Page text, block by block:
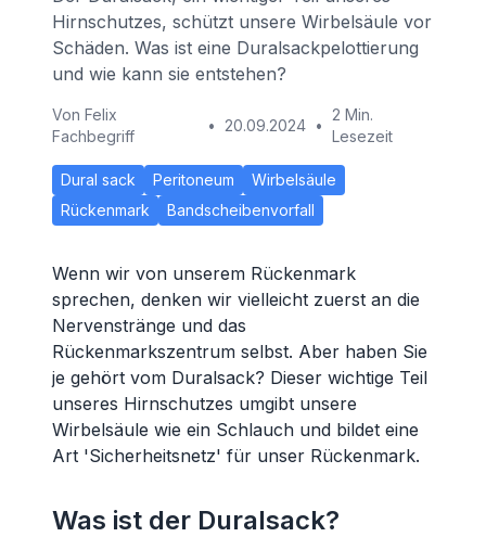
Hirnschutzes, schützt unsere Wirbelsäule vor
Schäden. Was ist eine Duralsackpelottierung
und wie kann sie entstehen?
Von Felix
Fachbegriff
• 20.09.2024 •
2 Min.
Lesezeit
Dural sack Peritoneum
Wirbelsäule
Rückenmark
Bandscheibenvorfall
Wenn wir von unserem Rückenmark
sprechen, denken wir vielleicht zuerst an die
Nervenstränge und das
Rückenmarkszentrum selbst. Aber haben Sie
je gehört vom Duralsack? Dieser wichtige Teil
unseres Hirnschutzes umgibt unsere
Wirbelsäule wie ein Schlauch und bildet eine
Art 'Sicherheitsnetz' für unser Rückenmark.
Was ist der Duralsack?